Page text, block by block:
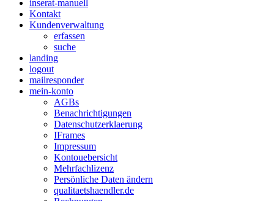
inserat-manuell
Kontakt
Kundenverwaltung
erfassen
suche
landing
logout
mailresponder
mein-konto
AGBs
Benachrichtigungen
Datenschutzerklaerung
IFrames
Impressum
Kontouebersicht
Mehrfachlizenz
Persönliche Daten ändern
qualitaetshaendler.de